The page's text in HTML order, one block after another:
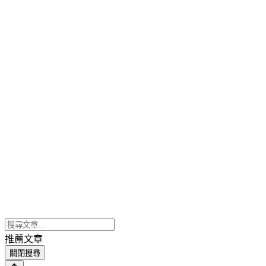
推薦文章
關閉搜尋